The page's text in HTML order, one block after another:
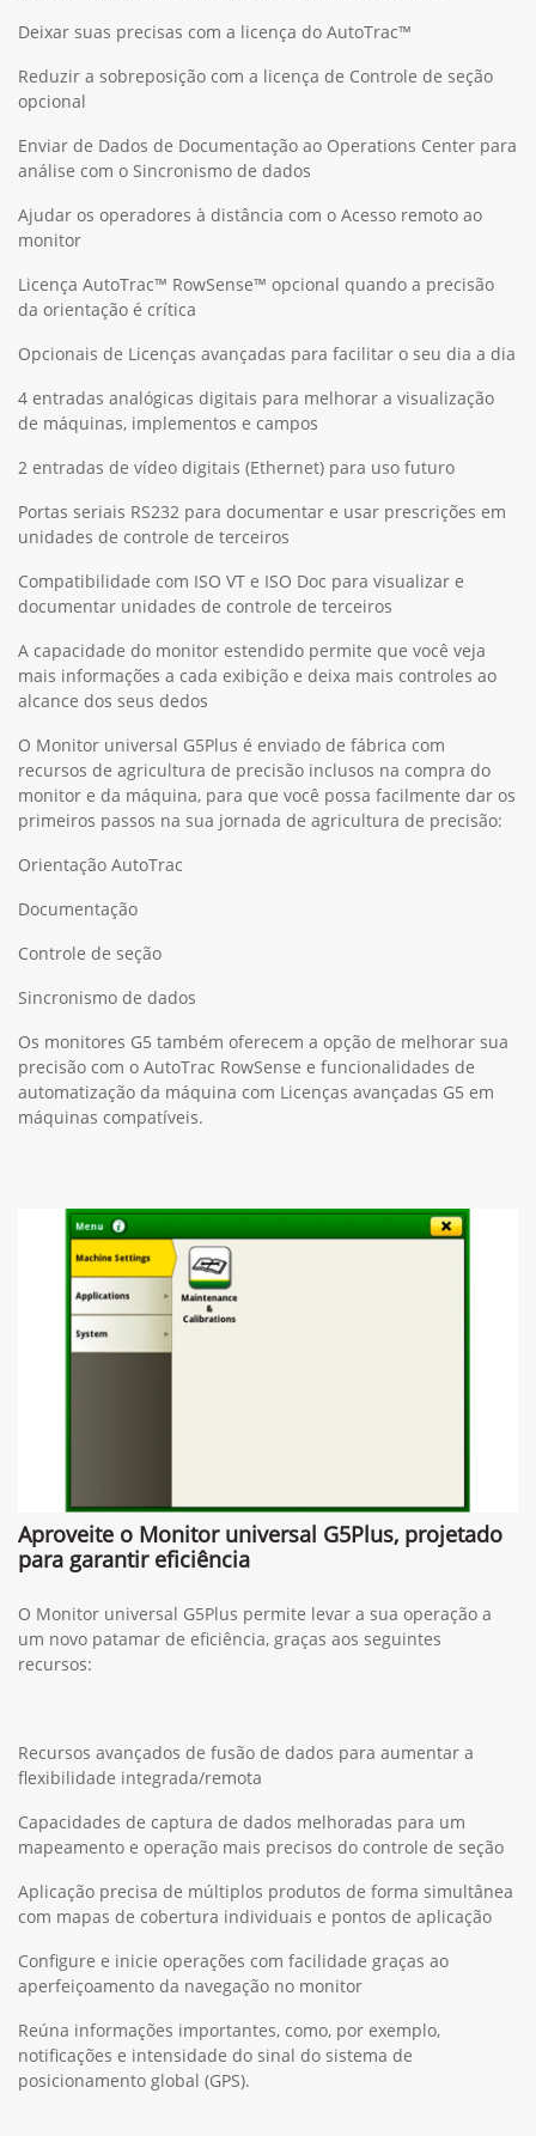
Deixar suas precisas com a licença do AutoTrac™
Reduzir a sobreposição com a licença de Controle de seção
opcional
Enviar de Dados de Documentação ao Operations Center para
análise com o Sincronismo de dados
Ajudar os operadores à distância com o Acesso remoto ao
monitor
Licença AutoTrac™ RowSense™ opcional quando a precisão
da orientação é crítica
Opcionais de Licenças avançadas para facilitar o seu dia a dia
4 entradas analógicas digitais para melhorar a visualização
de máquinas, implementos e campos
2 entradas de vídeo digitais (Ethernet) para uso futuro
Portas seriais RS232 para documentar e usar prescrições em
unidades de controle de terceiros
Compatibilidade com ISO VT e ISO Doc para visualizar e
documentar unidades de controle de terceiros
A capacidade do monitor estendido permite que você veja
mais informações a cada exibição e deixa mais controles ao
alcance dos seus dedos
O Monitor universal G5Plus é enviado de fábrica com
recursos de agricultura de precisão inclusos na compra do
monitor e da máquina, para que você possa facilmente dar os
primeiros passos na sua jornada de agricultura de precisão:
Orientação AutoTrac
Documentação
Controle de seção
Sincronismo de dados
Os monitores G5 também oferecem a opção de melhorar sua
precisão com o AutoTrac RowSense e funcionalidades de
automatização da máquina com Licenças avançadas G5 em
máquinas compatíveis.
Aproveite o Monitor universal G5Plus, projetado
para garantir eficiência
O Monitor universal G5Plus permite levar a sua operação a
um novo patamar de eficiência, graças aos seguintes
recursos:
Recursos avançados de fusão de dados para aumentar a
flexibilidade integrada/remota
Capacidades de captura de dados melhoradas para um
mapeamento e operação mais precisos do controle de seção
Aplicação precisa de múltiplos produtos de forma simultânea
com mapas de cobertura individuais e pontos de aplicação
Configure e inicie operações com facilidade graças ao
aperfeiçoamento da navegação no monitor
Reúna informações importantes, como, por exemplo,
notificações e intensidade do sinal do sistema de
posicionamento global (GPS).